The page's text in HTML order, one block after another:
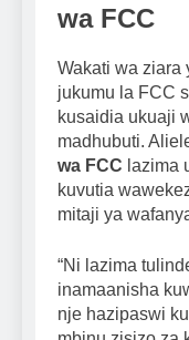
wa FCC
Wakati wa ziara
jukumu la FCC
kusaidia ukuaji
madhubuti.
wa FCC lazima
kuvutia
mitaji ya
“Ni lazima
inamaanisha
nje hazipaswi